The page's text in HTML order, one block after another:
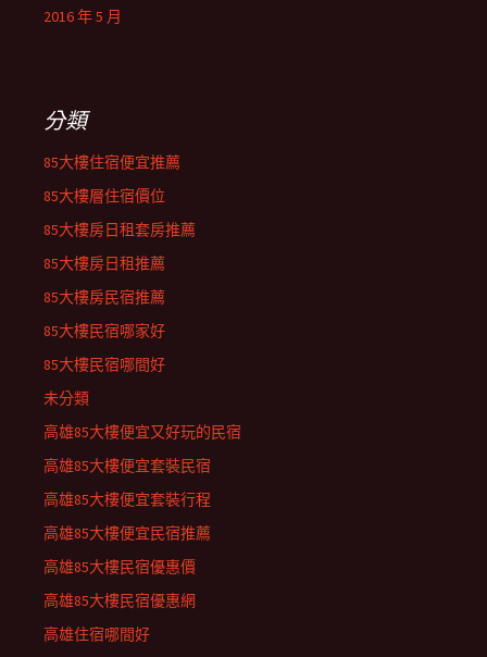
2016 年 5 月
分類
85大樓住宿便宜推薦
85大樓層住宿價位
85大樓房日租套房推薦
85大樓房日租推薦
85大樓房民宿推薦
85大樓民宿哪家好
85大樓民宿哪間好
未分類
高雄85大樓便宜又好玩的民宿
高雄85大樓便宜套裝民宿
高雄85大樓便宜套裝行程
高雄85大樓便宜民宿推薦
高雄85大樓民宿優惠價
高雄85大樓民宿優惠網
高雄住宿哪間好